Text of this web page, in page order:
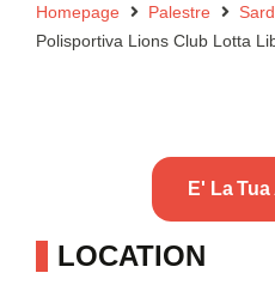
Homepage Palestre
Polisportiva Lions Club Lotta
E' La
LOCATION